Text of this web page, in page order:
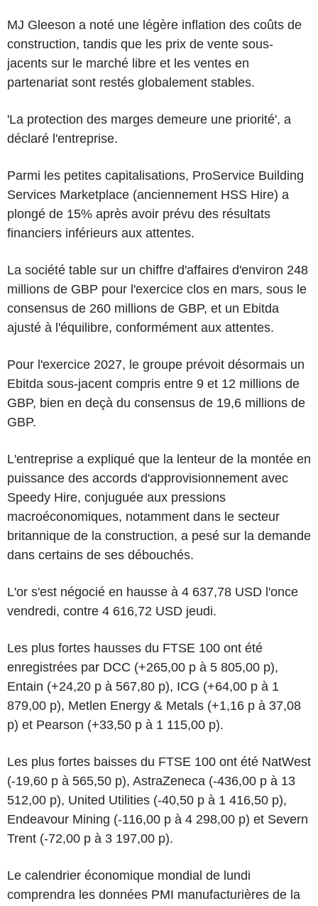
MJ Gleeson a noté une légère inflation des coûts de
construction, tandis que les prix de vente sous-
jacents sur le marché libre et les ventes en
partenariat sont restés globalement stables.
'La protection des marges demeure une priorité', a
déclaré l'entreprise.
Parmi les petites capitalisations, ProService Building
Services Marketplace (anciennement HSS Hire) a
plongé de 15% après avoir prévu des résultats
financiers inférieurs aux attentes.
La société table sur un chiffre d'affaires d'environ 248
millions de GBP pour l'exercice clos en mars, sous le
consensus de 260 millions de GBP, et un Ebitda
ajusté à l'équilibre, conformément aux attentes.
Pour l'exercice 2027, le groupe prévoit désormais un
Ebitda sous-jacent compris entre 9 et 12 millions de
GBP, bien en deçà du consensus de 19,6 millions de
GBP.
L'entreprise a expliqué que la lenteur de la montée en
puissance des accords d'approvisionnement avec
Speedy Hire, conjuguée aux pressions
macroéconomiques, notamment dans le secteur
britannique de la construction, a pesé sur la demande
dans certains de ses débouchés.
L'or s'est négocié en hausse à 4 637,78 USD l'once
vendredi, contre 4 616,72 USD jeudi.
Les plus fortes hausses du FTSE 100 ont été
enregistrées par DCC (+265,00 p à 5 805,00 p),
Entain (+24,20 p à 567,80 p), ICG (+64,00 p à 1
879,00 p), Metlen Energy & Metals (+1,16 p à 37,08
p) et Pearson (+33,50 p à 1 115,00 p).
Les plus fortes baisses du FTSE 100 ont été NatWest
(-19,60 p à 565,50 p), AstraZeneca (-436,00 p à 13
512,00 p), United Utilities (-40,50 p à 1 416,50 p),
Endeavour Mining (-116,00 p à 4 298,00 p) et Severn
Trent (-72,00 p à 3 197,00 p).
Le calendrier économique mondial de lundi
comprendra les données PMI manufacturières de la